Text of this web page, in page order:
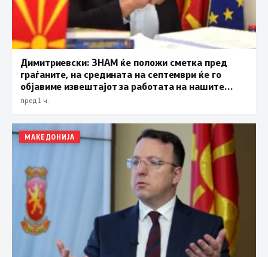
Димитриевски: ЗНАМ ќе положи сметка пред
граѓаните, на средината на септември ќе го
објавиме извештајот за работата на нашите
функционери
пред 1 ч.
МАКЕДОНИЈА